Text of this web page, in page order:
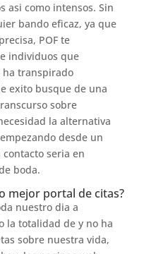
asi­ como intensos. Sin
bando eficaz, ya que
POF te
individuos que
ha transpirado
exito busque de una
sobre
la alternativa
desde un
seria en
boda.
mejor portal de citas?
nuestro dia a
la totalidad de y no ha
sobre nuestra vida,